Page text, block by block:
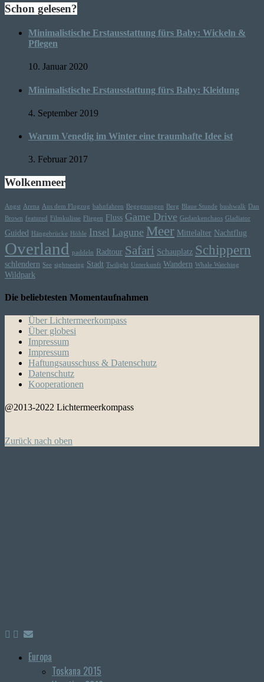
Schon gelesen?
Minimalistische Erstausstattung fürs Baby: Wickeln &
Pflegen
10. Januar 2020
Minimalistische Erstausstattung fürs Baby: Kleidung
4. September 2019
Warum Venedig im Winter eine traumhafte Idee ist
3. Februar 2017
Wolkenmeer
Angst Arena Aus dem Flugzug bahnfahren Begegnungen Berg Blaue Stunde bushwalk
Dan
Brown featured Filmkulisse Fliegen Fluss Game Drive Gedankenchaos Gladiator
Guided Hängebrücke Höhle Insel Lagune Meer Mittelalter Nachtflug
Overland paddeln Radtour Safari Schauplatz Schippern
schlendern See sightseeing Stadt Twilight Unterkunft Wandern Whale Watching
Wildpark
Die beliebtesten Momentaufnahmen
Über Lichtermeerkompass
Über globesi
Impressum
Impressum
Haftungsausschuss & Datenschutz
Datenschutz
Kooperationen
@2013-2022 Lichtermeerkompass
Zurück nach oben
Europa
Toskana 2015